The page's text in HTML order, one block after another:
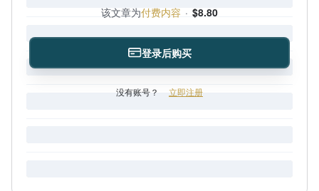
该文章为付费内容 · $8.80
登录后购买
没有账号？ 立即注册